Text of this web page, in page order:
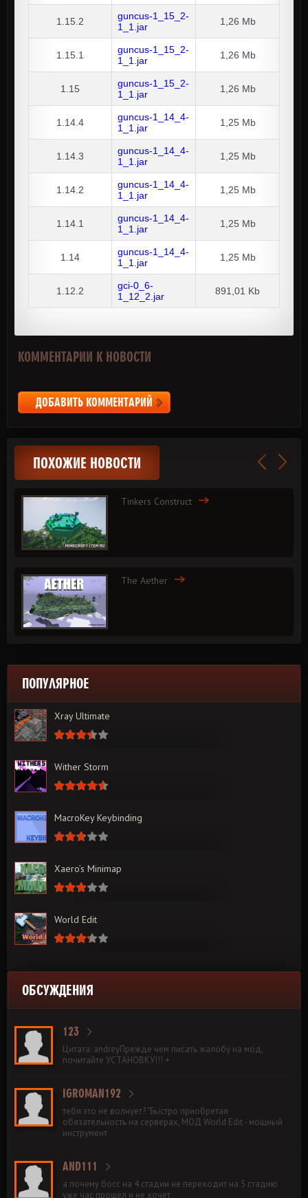
1.15.2
guncus-1_15_2-
1_1.jar
1,26 Mb
1.15.1
guncus-1_15_2-
1_1.jar
1,26 Mb
1.15
guncus-1_15_2-
1_1.jar
1,26 Mb
1.14.4
guncus-1_14_4-
1_1.jar
1,25 Mb
1.14.3
guncus-1_14_4-
1_1.jar
1,25 Mb
1.14.2
guncus-1_14_4-
1_1.jar
1,25 Mb
1.14.1
guncus-1_14_4-
1_1.jar
1,25 Mb
1.14
guncus-1_14_4-
1_1.jar
1,25 Mb
1.12.2
gci-0_6-
1_12_2.jar
891,01 Kb
КОММЕНТАРИИ К НОВОСТИ
ДОБАВИТЬ КОММЕНТАРИЙ
ПОХОЖИЕ НОВОСТИ
Tinkers Construct
The Aether
ПОПУЛЯРНОЕ
Xray Ultimate
Wither Storm
MacroKey Keybinding
Xaero’s Minimap
World Edit
ОБСУЖДЕНИЯ
123
Цитата: andreyПрежде чем писать жалобу на мод,
почитайте УСТАНОВКУ!!! +
IGROMAN192
тебя это не волнует? "Быстро приобретая
обязательность на серверах, МОД World Edit - мощный
инструмент
AND111
а почему босс на 4 стадии не переходит на 5 стадию
уже час прошёл и не хочет